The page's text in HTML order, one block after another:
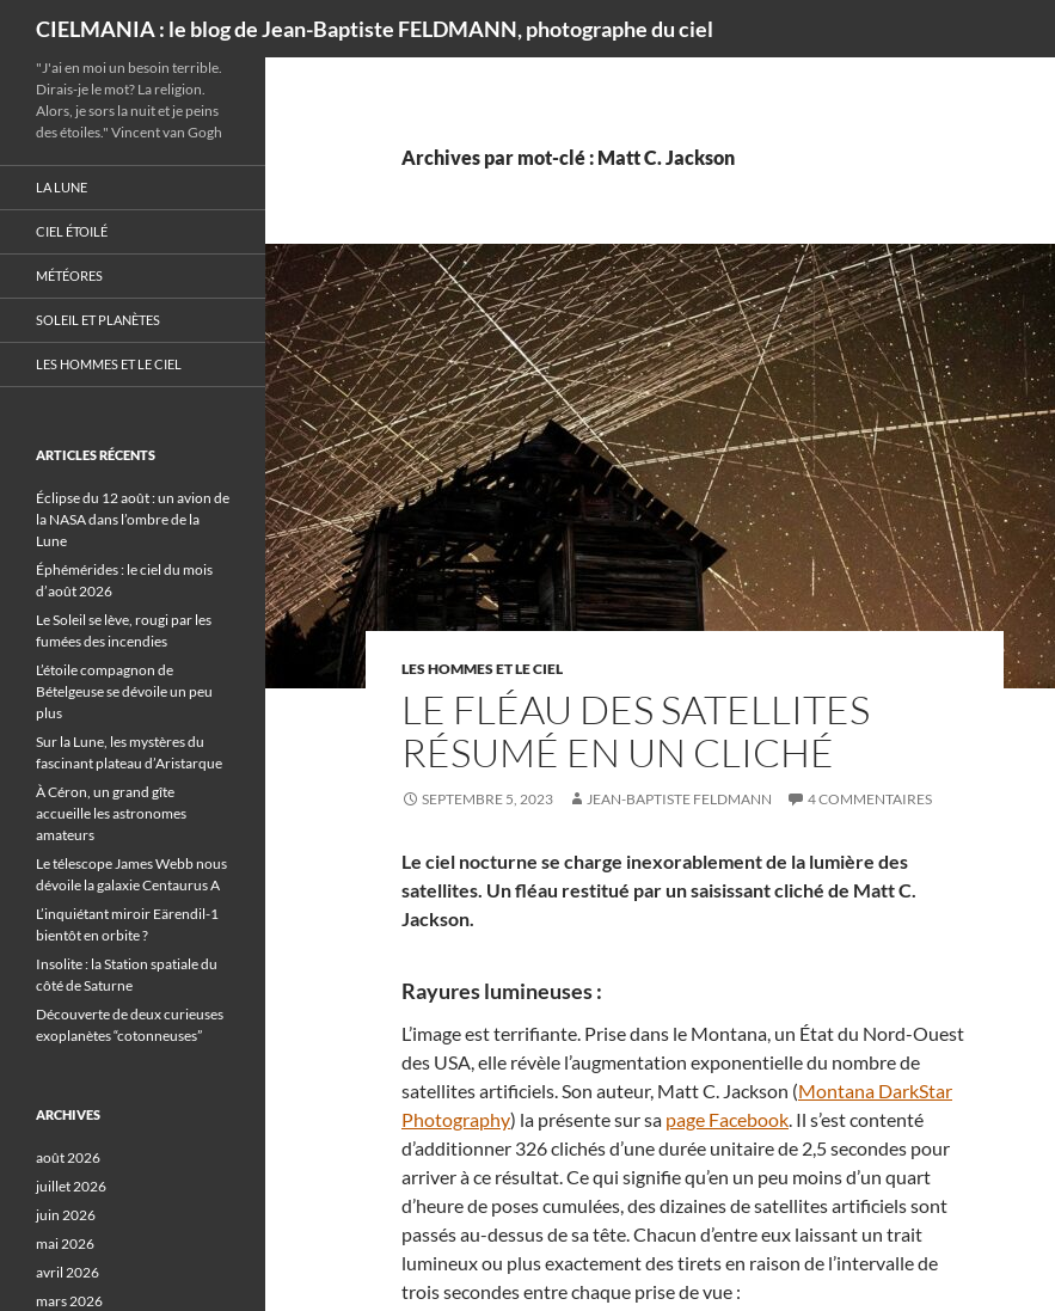
CIELMANIA : le blog de Jean-Baptiste FELDMANN, photographe du ciel
Archives par mot-clé : Matt C. Jackson
LES HOMMES ET LE CIEL
LE FLÉAU DES SATELLITES
RÉSUMÉ EN UN CLICHÉ
SEPTEMBRE 5, 2023 JEAN-BAPTISTE FELDMANN 4 COMMENTAIRES
Le ciel nocturne se charge inexorablement de la lumière des
satellites. Un fléau restitué par un saisissant cliché de Matt C.
Jackson.
Rayures lumineuses :
L’image est terrifiante. Prise dans le Montana, un État du Nord-Ouest
des USA, elle révèle l’augmentation exponentielle du nombre de
satellites artificiels. Son auteur, Matt C. Jackson (Montana DarkStar
Photography) la présente sur sa page Facebook. Il s’est contenté
d’additionner 326 clichés d’une durée unitaire de 2,5 secondes pour
arriver à ce résultat. Ce qui signifie qu’en un peu moins d’un quart
d’heure de poses cumulées, des dizaines de satellites artificiels sont
passés au-dessus de sa tête. Chacun d’entre eux laissant un trait
lumineux ou plus exactement des tirets en raison de l’intervalle de
trois secondes entre chaque prise de vue :
"J'ai en moi un besoin terrible.
Dirais-je le mot? La religion.
Alors, je sors la nuit et je peins
des étoiles." Vincent van Gogh
LA LUNE
CIEL ÉTOILÉ
MÉTÉORES
SOLEIL ET PLANÈTES
LES HOMMES ET LE CIEL
ARTICLES RÉCENTS
Éclipse du 12 août : un avion de
la NASA dans l’ombre de la
Lune
Éphémérides : le ciel du mois
d’août 2026
Le Soleil se lève, rougi par les
fumées des incendies
L’étoile compagnon de
Bételgeuse se dévoile un peu
plus
Sur la Lune, les mystères du
fascinant plateau d’Aristarque
À Céron, un grand gîte
accueille les astronomes
amateurs
Le télescope James Webb nous
dévoile la galaxie Centaurus A
L’inquiétant miroir Eärendil-1
bientôt en orbite ?
Insolite : la Station spatiale du
côté de Saturne
Découverte de deux curieuses
exoplanètes “cotonneuses”
ARCHIVES
août 2026
juillet 2026
juin 2026
mai 2026
avril 2026
mars 2026